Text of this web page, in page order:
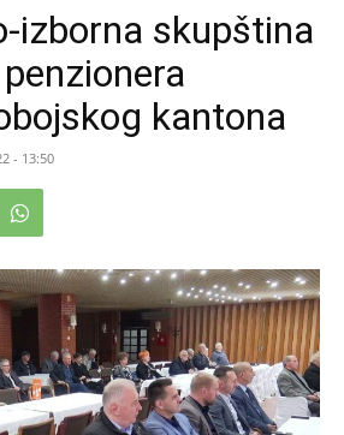
izborna skupština
kantona
- 13:50